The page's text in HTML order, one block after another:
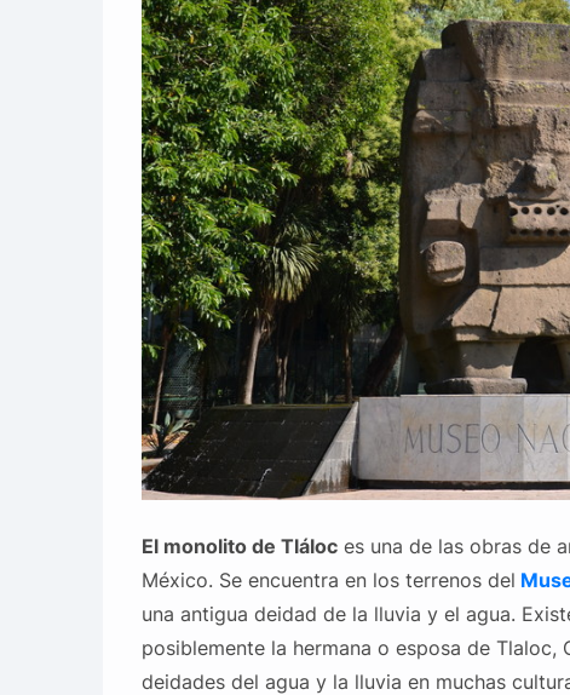
El monolito de Tláloces una de las obras de
México. Se encuentra en los terrenos del
una antigua deidad de la lluvia y el agua.
posiblemente la hermana o esposa de
deidades del agua y la lluvia en muchas